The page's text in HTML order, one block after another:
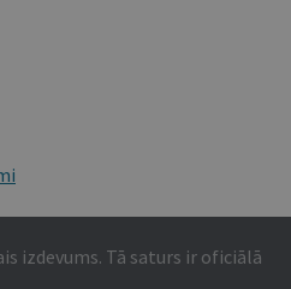
izdevums. Tā saturs ir oficiālā